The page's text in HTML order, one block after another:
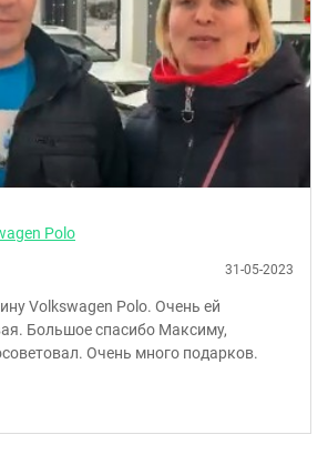
Polo
31-05-2023
Volkswagen Polo. Очень ей
Большое спасибо Максиму,
Очень много подарков.